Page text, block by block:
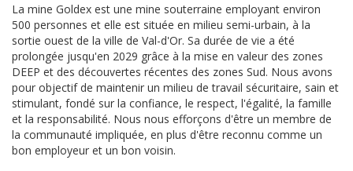
La mine Goldex est une mine souterraine employant environ
500 personnes et elle est située en milieu semi-urbain, à la
sortie ouest de la ville de Val-d'Or. Sa durée de vie a été
prolongée jusqu'en 2029 grâce à la mise en valeur des zones
DEEP et des découvertes récentes des zones Sud. Nous avons
pour objectif de maintenir un milieu de travail sécuritaire, sain et
stimulant, fondé sur la confiance, le respect, l'égalité, la famille
et la responsabilité. Nous nous efforçons d'être un membre de
la communauté impliquée, en plus d'être reconnu comme un
bon employeur et un bon voisin.